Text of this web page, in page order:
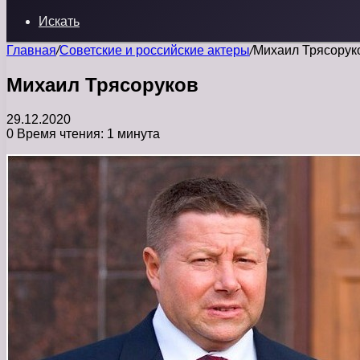
Искать
Главная/Советские и российские актеры/Михаил
Михаил Трясоруков
29.12.2020
0 Время чтения: 1 минута